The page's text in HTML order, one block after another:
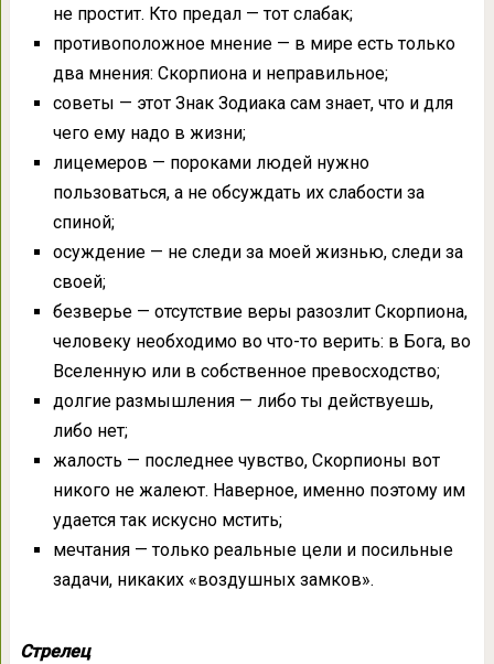
не простит. Кто предал — тот слабак;
противоположное мнение — в мире есть только
два мнения: Скорпиона и неправильное;
советы — этот Знак Зодиака сам знает, что и для
чего ему надо в жизни;
лицемеров — пороками людей нужно
пользоваться, а не обсуждать их слабости за
спиной;
осуждение — не следи за моей жизнью, следи за
своей;
безверье — отсутствие веры разозлит Скорпиона,
человеку необходимо во что-то верить: в Бога, во
Вселенную или в собственное превосходство;
долгие размышления — либо ты действуешь,
либо нет;
жалость — последнее чувство, Скорпионы вот
никого не жалеют. Наверное, именно поэтому им
удается так искусно мстить;
мечтания — только реальные цели и посильные
задачи, никаких «воздушных замков».
Стрелец